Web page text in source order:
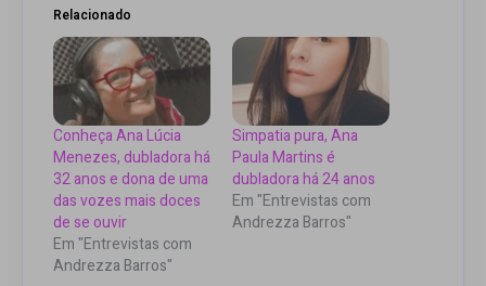
Relacionado
Conheça Ana Lúcia
Menezes, dubladora há
32 anos e dona de uma
das vozes mais doces
de se ouvir
Em "Entrevistas com
Andrezza Barros"
Simpatia pura, Ana
Paula Martins é
dubladora há 24 anos
Em "Entrevistas com
Andrezza Barros"